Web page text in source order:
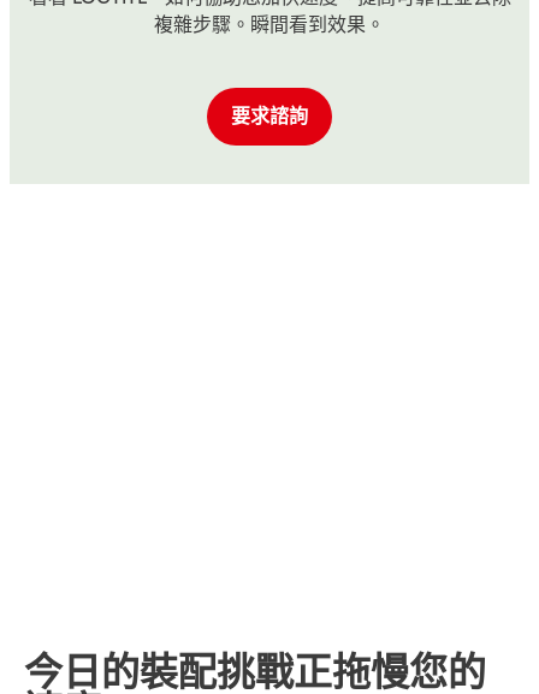
複雜步驟。瞬間看到效果。
要求諮詢
今日的裝配挑戰正拖慢您的